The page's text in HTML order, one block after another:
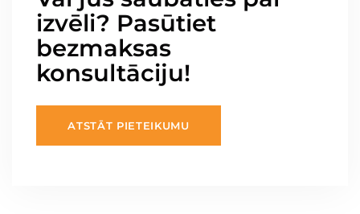
izvēli? Pasūtiet
bezmaksas
konsultāciju!
ATSTĀT PIETEIKUMU